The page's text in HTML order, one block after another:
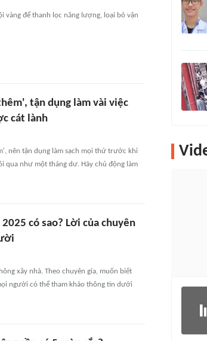
vàng để thanh lọc năng lượng, loại bỏ vận
tận dụng làm vài việc
cát lành
nên tận dụng làm sạch mọi thứ trước khi
qua như một tháng dư. Hãy chủ động làm
có sao? Lời của chuyên
xây nhà. Theo chuyên gia, muốn biết
người có thể tham khảo thông tin dưới